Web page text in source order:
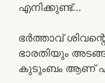
എനിക്കുണ്ട്…
ഭർത്താവ്
ഭാരതിയും
കുടുംബം ആണ്